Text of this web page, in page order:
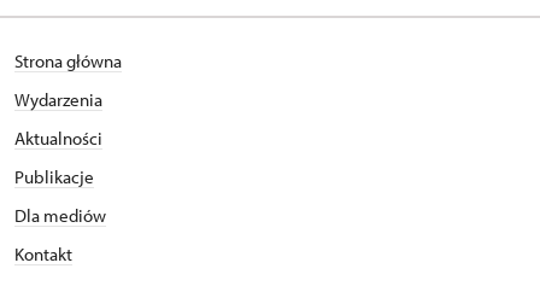
Strona główna
Wydarzenia
Aktualności
Publikacje
Dla mediów
Kontakt